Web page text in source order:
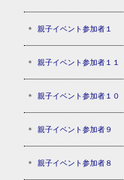
親子イベント参加者１
親子イベント参加者１１
親子イベント参加者１０
親子イベント参加者９
親子イベント参加者８